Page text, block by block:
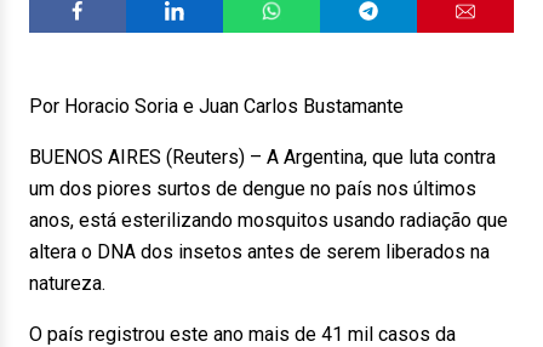
Por Horacio Soria e Juan Carlos Bustamante
BUENOS AIRES (Reuters) – A Argentina, que luta contra
um dos piores surtos de dengue no país nos últimos
anos, está esterilizando mosquitos usando radiação que
altera o DNA dos insetos antes de serem liberados na
natureza.
O país registrou este ano mais de 41 mil casos da